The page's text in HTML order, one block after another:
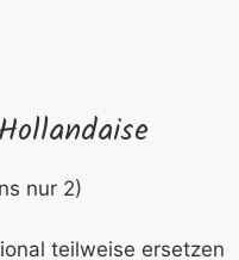
nur 2)
teilweise ersetzen